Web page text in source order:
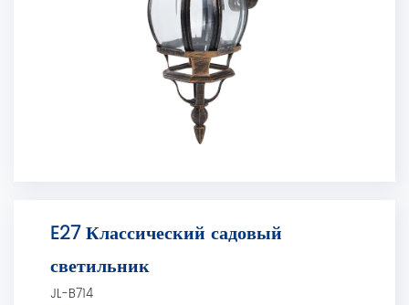
E27 Классический садовый
светильник
JL-B714